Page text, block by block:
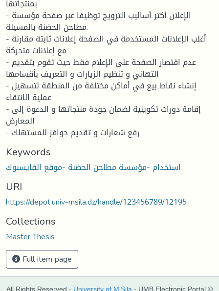
بمنتجاتها
- الإعلان أكثر أساليب الترويج توظيفا عبر صفحة مؤسسة
مطاحن الحضنة بالمسيلة.
- أغلب الإعلانات المستخدمة في الصفحة إعلانات ثابتة مقارنة
مع إعلانات متحركة
- عدم اقتصار الصفحة على الإعلام فقط حيث تقوم بتقديم
التهاني و تنظيم الزيارات و التعريف بأقسامها
- إنشاء نقاط بيع في أماكن مختلفة من المنطقة لتسهيل
عملية الانتقاء
- إقامة دورات تكوينية لضمان جودة منتجاتها و الدعوة إلى
المعارض .
- رفع شعارات و تقديم حوافز للمستهلك
Keywords
استخدام -مؤسسة مطاحن الحضنة -موقع الفايسبوك
URI
https://depot.univ-msila.dz/handle/123456789/12195
Collections
Master Thesis
Full item page
All Rights Reserved - University of M'Sila - UMB Electronic Portal ©